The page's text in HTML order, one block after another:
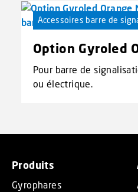
Accessoires barre de
Option Gyroled
Pour barre de
ou électrique.
Produits
Gyrophares